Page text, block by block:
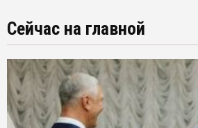
Сейчас на главной